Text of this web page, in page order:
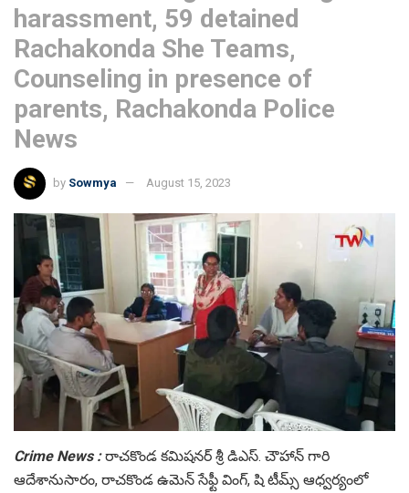
harassment, 59 detained
Rachakonda She Teams,
Counseling in presence of
parents, Rachakonda Police
News
by Sowmya August 15, 2023
Crime News : రాచకొండ కమిషనర్ శ్రీ డిఎస్. చౌహాన్ గారి
ఆదేశానుసారం, రాచకొండ ఉమెన్ సేఫ్టీ వింగ్, షి టీమ్స్ ఆధ్వర్యంలో